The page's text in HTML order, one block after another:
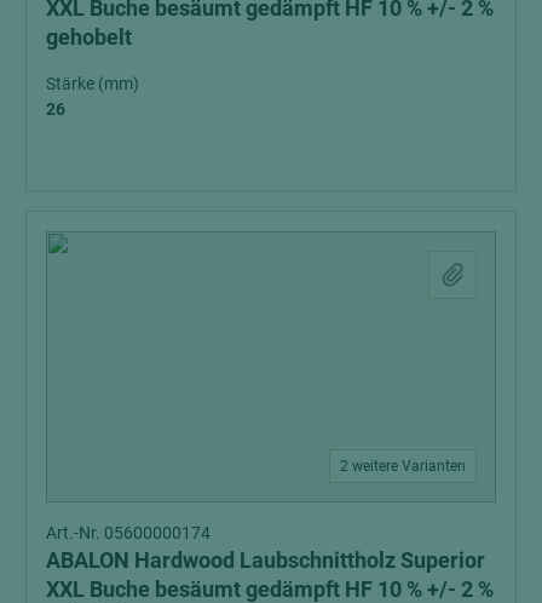
XXL Buche besäumt gedämpft HF 10 % +/- 2 %
gehobelt
Stärke (mm)
26
2 weitere Varianten
Art.-Nr. 05600000174
ABALON Hardwood Laubschnittholz Superior
XXL Buche besäumt gedämpft HF 10 % +/- 2 %